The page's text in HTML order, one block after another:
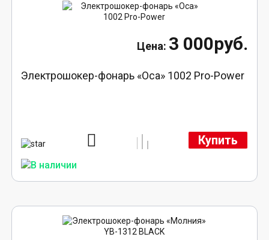
3 000руб.
Электрошокер-фонарь «Оса» 1002 Pro-Power
Купить